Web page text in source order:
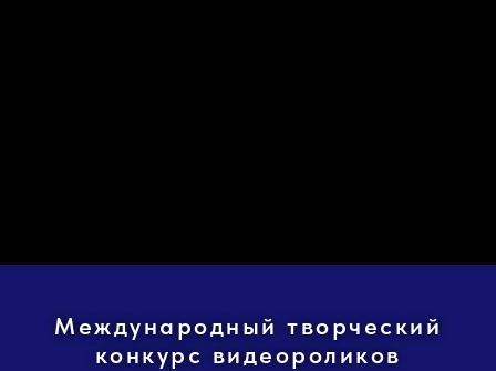
Международный творческий
конкурс видеороликов